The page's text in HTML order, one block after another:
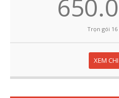
Trọn gói
XEM